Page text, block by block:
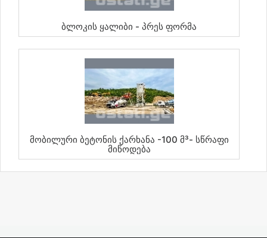
Ბლოკის Ყალიბი - Პრეს Ფორმა
Მობილური Ბეტონის Ქარხანა -100 Მ³- Სწრაფი
Მიწოდება